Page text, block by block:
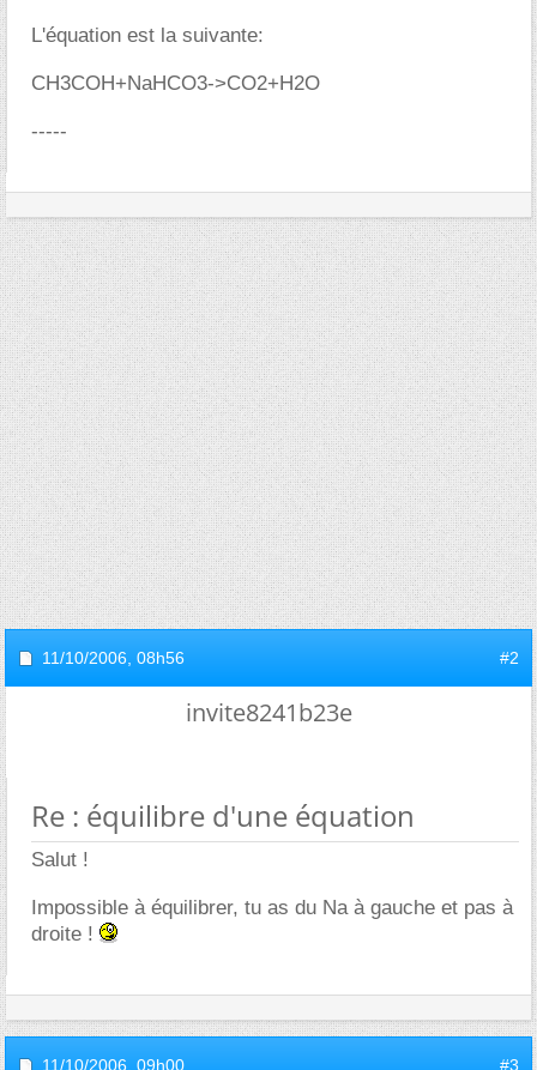
L'équation est la suivante:
CH3COH+NaHCO3->CO2+H2O
-----
11/10/2006, 08h56 #2
invite8241b23e
Re : équilibre d'une équation
Salut !
Impossible à équilibrer, tu as du Na à gauche et pas à
droite !
11/10/2006, 09h00 #3